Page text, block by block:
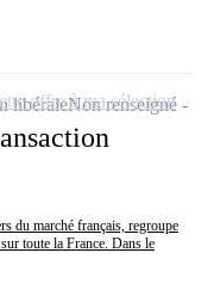
du marché français, regroupe
toute la France. Dans le
libéraleNon renseigné
offre à ma sélection